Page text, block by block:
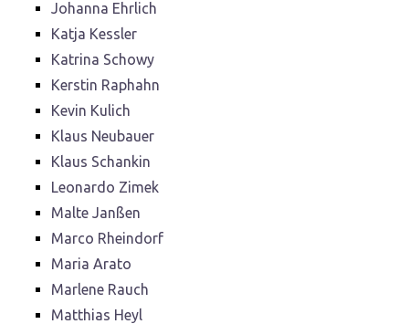
Johanna Ehrlich
Katja Kessler
Katrina Schowy
Kerstin Raphahn
Kevin Kulich
Klaus Neubauer
Klaus Schankin
Leonardo Zimek
Malte Janßen
Marco Rheindorf
Maria Arato
Marlene Rauch
Matthias Heyl